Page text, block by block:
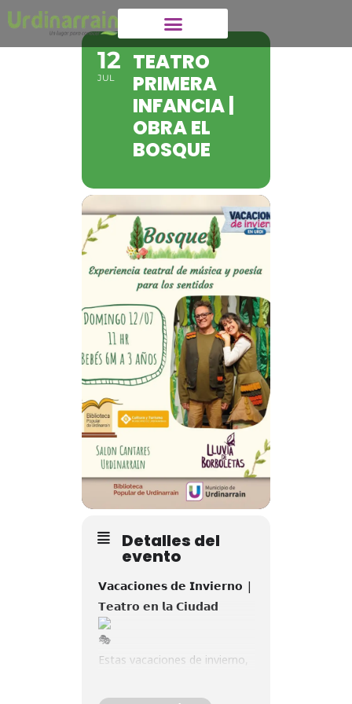
12
JUL
TEATRO
PRIMERA
INFANCIA |
OBRA EL
BOSQUE
Detalles del
evento
𝗩𝗮𝗰𝗮𝗰𝗶𝗼𝗻𝗲𝘀 𝗱𝗲 𝗜𝗻𝘃𝗶𝗲𝗿𝗻𝗼 |
𝗧𝗲𝗮𝘁𝗿𝗼 𝗲𝗻 𝗹𝗮 𝗖𝗶𝘂𝗱𝗮𝗱
Estas vacaciones de invierno,
teatrales para compartir en